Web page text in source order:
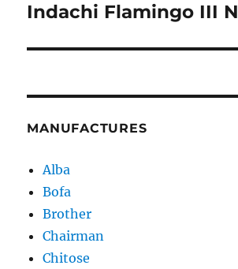
post:
Indachi Flamingo III N
MANUFACTURES
Alba
Bofa
Brother
Chairman
Chitose